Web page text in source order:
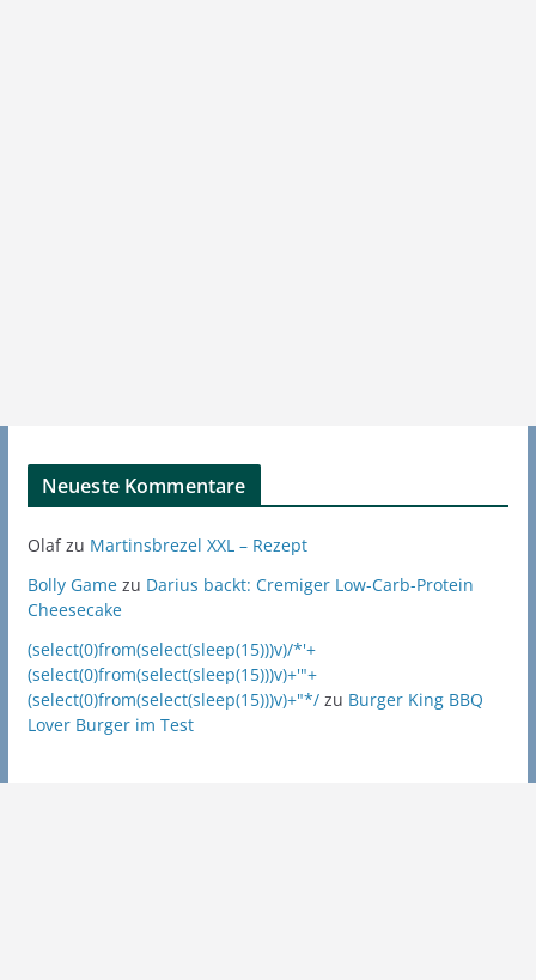
Neueste Kommentare
Olafzu Martinsbrezel XXL – Rezept
Bolly Gamezu Darius backt: Cremiger Low-Carb-Protein
Cheesecake
(select(0)from(select(sleep(15)))v)/*'+
(select(0)from(select(sleep(15)))v)+'"+
(select(0)from(select(sleep(15)))v)+"*/zu Burger King BBQ
Lover Burger im Test